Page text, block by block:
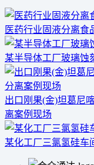
医药行业固液分离食
某半导体工厂玻璃蚀
出口刚果(金)坦葛尼
离案例现场
某化工厂三氯氢硅车